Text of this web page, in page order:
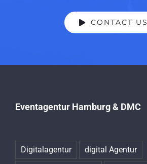
CONTACT US
Eventagentur Hamburg & DMC
Digitalagentur digital Agentur